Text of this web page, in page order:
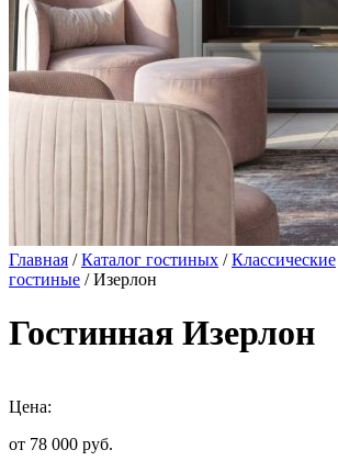
Главная /Каталог гостиных /Классические
гостиные / Изерлон
Гостинная Изерлон
Цена:
от 78 000 руб.